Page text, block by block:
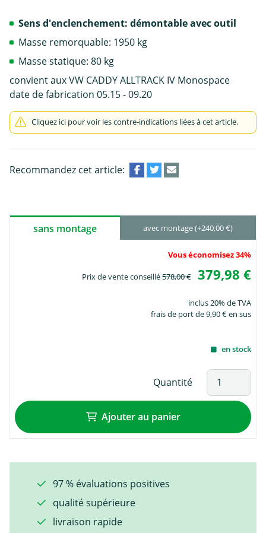
Sens d'enclenchement: démontable avec outil
Masse remorquable: 1950 kg
Masse statique: 80 kg
convient aux VW CADDY ALLTRACK IV Monospace
date de fabrication 05.15 - 09.20
Cliquez ici pour voir les contre-indications liées à cet article.
Recommandez cet article:
sans montage avec montage (+240,00 €)
Vous économisez 34%
Prix de vente conseillé578,00 € 379,98 €
inclus 20% de TVA
frais de port de 9,90 € en sus
en stock
Quantité
Ajouter au panier
97 % évaluations positives
qualité supérieure
livraison rapide